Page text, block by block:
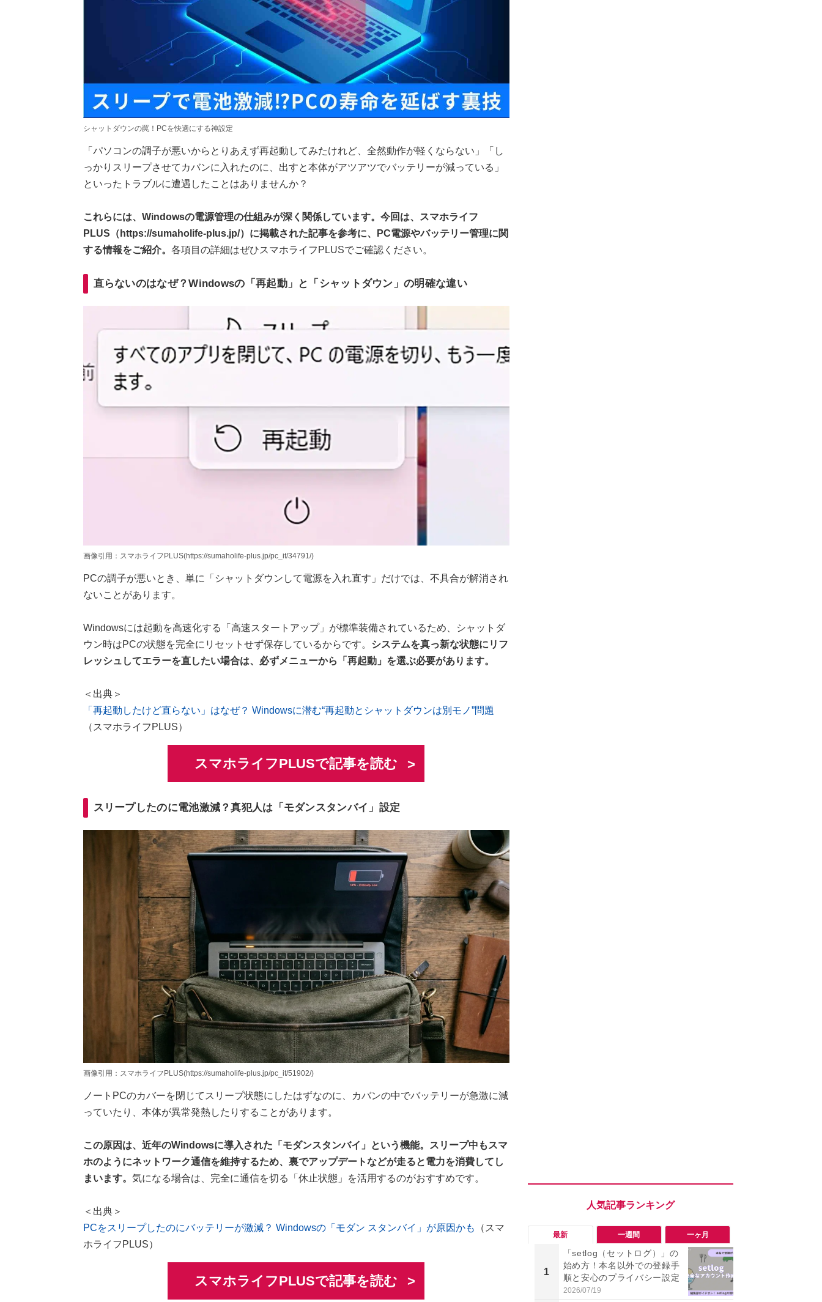
シャットダウンの罠！PCを快適にする神設定
「パソコンの調子が悪いからとりあえず再起動してみたけれど、全然動作が軽くならない」「し
っかりスリープさせてカバンに入れたのに、出すと本体がアツアツでバッテリーが減っている」
といったトラブルに遭遇したことはありませんか？
これらには、Windowsの電源管理の仕組みが深く関係しています。今回は、スマホライフ
PLUS（https://sumaholife-plus.jp/）に掲載された記事を参考に、PC電源やバッテリー管理に関
する情報をご紹介。 各項目の詳細はぜひスマホライフPLUSでご確認ください。
直らないのはなぜ？Windowsの「再起動」と「シャットダウン」の明確な違い
画像引用：スマホライフPLUS(https://sumaholife-plus.jp/pc_it/34791/)
PCの調子が悪いとき、単に「シャットダウンして電源を入れ直す」だけでは、不具合が解消され
ないことがあります。
Windowsには起動を高速化する「高速スタートアップ」が標準装備されているため、シャットダ
ウン時はPCの状態を完全にリセットせず保存しているからです。 システムを真っ新な状態にリフ
レッシュしてエラーを直したい場合は、必ずメニューから「再起動」を選ぶ必要があります。
＜出典＞
「再起動したけど直らない」はなぜ？ Windowsに潜む“再起動とシャットダウンは別モノ”問題
（スマホライフPLUS）
スマホライフPLUSで記事を読む
スリープしたのに電池激減？真犯人は「モダンスタンバイ」設定
画像引用：スマホライフPLUS(https://sumaholife-plus.jp/pc_it/51902/)
ノートPCのカバーを閉じてスリープ状態にしたはずなのに、カバンの中でバッテリーが急激に減
っていたり、本体が異常発熱したりすることがあります。
この原因は、近年のWindowsに導入された「モダンスタンバイ」という機能。スリープ中もスマ
ホのようにネットワーク通信を維持するため、裏でアップデートなどが走ると電力を消費してし
まいます。 気になる場合は、完全に通信を切る「休止状態」を活用するのがおすすめです。
＜出典＞
PCをスリープしたのにバッテリーが激減？ Windowsの「モダン スタンバイ」が原因かも （スマ
ホライフPLUS）
スマホライフPLUSで記事を読む
最新 一週間 一ヶ月
1
「setlog（セットログ）」の
始め方！本名以外での登録手
順と安心のプライバシー設定
2026/07/19